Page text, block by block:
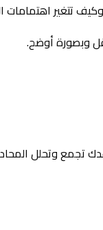
اهتمامات
وبصورة أوضح.
تجمع وتحلل